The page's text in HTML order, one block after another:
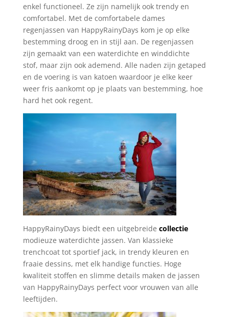
enkel functioneel. Ze zijn namelijk ook trendy en
comfortabel. Met de comfortabele dames
regenjassen van HappyRainyDays kom je op elke
bestemming droog en in stijl aan. De regenjassen
zijn gemaakt van een waterdichte en winddichte
stof, maar zijn ook ademend. Alle naden zijn getaped
en de voering is van katoen waardoor je elke keer
weer fris aankomt op je plaats van bestemming, hoe
hard het ook regent.
HappyRainyDays biedt een uitgebreide collectie
modieuze waterdichte jassen. Van klassieke
trenchcoat tot sportief jack, in trendy kleuren en
fraaie dessins, met elk handige functies. Hoge
kwaliteit stoffen en slimme details maken de jassen
van HappyRainyDays perfect voor vrouwen van alle
leeftijden.